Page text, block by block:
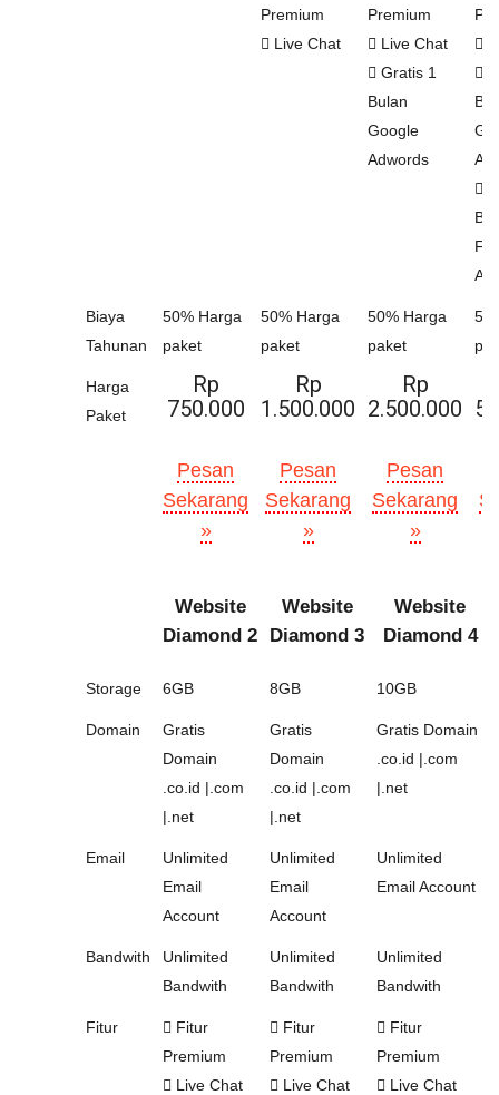
Premium
Live Chat
Premium
Live Chat
Gratis 1
Bulan
Google
Adwords
Biaya
Tahunan
50% Harga
paket
50% Harga
paket
50% Harga
paket
Harga
Paket
Rp
750.000
Rp
1.500.000
Rp
2.500.000
Pesan
Sekarang
»
Pesan
Sekarang
»
Pesan
Sekarang
»
Website
Diamond 2
Website
Diamond 3
Website
Diamond 4
Storage 6GB 8GB 10GB
Domain
Gratis
Domain
.co.id |.com
|.net
Gratis
Domain
.co.id |.com
|.net
Gratis Domain
.co.id |.com
|.net
Email
Unlimited
Email
Account
Unlimited
Email
Account
Unlimited
Email Account
Bandwith
Unlimited
Bandwith
Unlimited
Bandwith
Unlimited
Bandwith
Fitur
Fitur
Premium
Live Chat
Fitur
Premium
Live Chat
Fitur
Premium
Live Chat